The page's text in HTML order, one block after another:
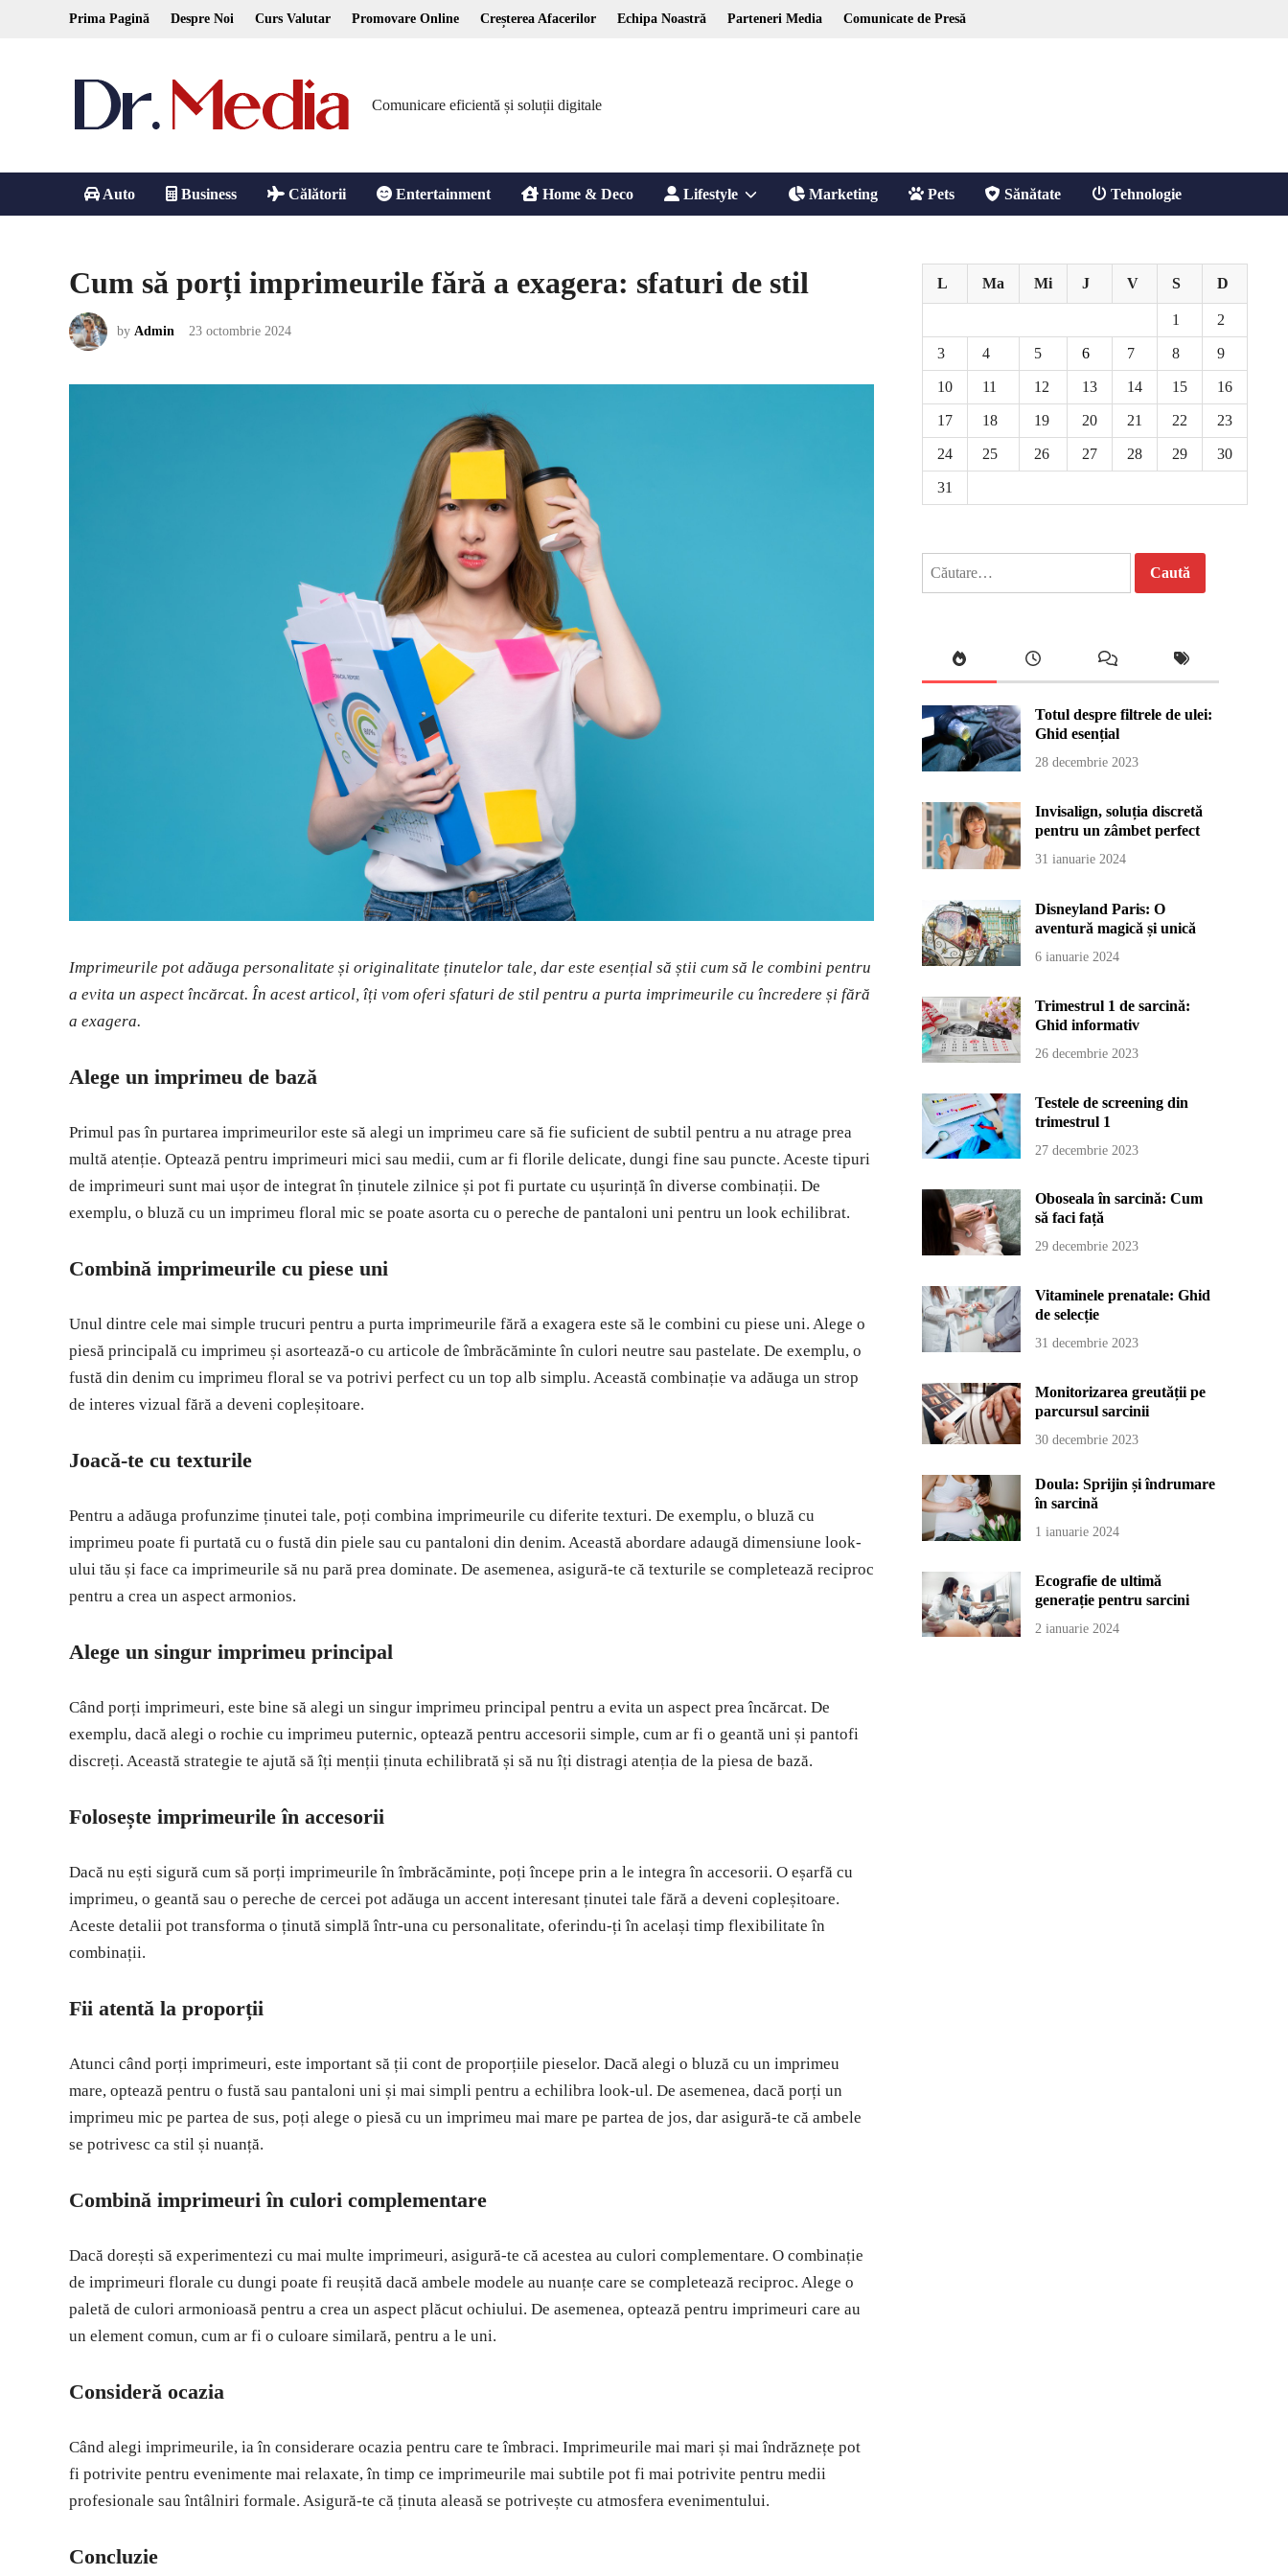
Prima Pagină Despre Noi Curs Valutar Promovare Online Creșterea Afacerilor Echipa Noastră Parteneri Media Comunicate de Presă
Comunicare eficientă și soluții digitale
Auto Business Călătorii Entertainment Home & Deco Lifestyle Show
menu
Marketing Pets Sănătate Tehnologie
Cum să porți imprimeurile fără a exagera: sfaturi de stil
by Admin 23 octombrie 2024
Imprimeurile pot adăuga personalitate și originalitate ținutelor tale, dar este esențial să știi cum să le combini pentru
a evita un aspect încărcat. În acest articol, îți vom oferi sfaturi de stil pentru a purta imprimeurile cu încredere și fără
a exagera.
Alege un imprimeu de bază
Primul pas în purtarea imprimeurilor este să alegi un imprimeu care să fie suficient de subtil pentru a nu atrage prea
multă atenție. Optează pentru imprimeuri mici sau medii, cum ar fi florile delicate, dungi fine sau puncte. Aceste tipuri
de imprimeuri sunt mai ușor de integrat în ținutele zilnice și pot fi purtate cu ușurință în diverse combinații. De
exemplu, o bluză cu un imprimeu floral mic se poate asorta cu o pereche de pantaloni uni pentru un look echilibrat.
Combină imprimeurile cu piese uni
Unul dintre cele mai simple trucuri pentru a purta imprimeurile fără a exagera este să le combini cu piese uni. Alege o
piesă principală cu imprimeu și asortează-o cu articole de îmbrăcăminte în culori neutre sau pastelate. De exemplu, o
fustă din denim cu imprimeu floral se va potrivi perfect cu un top alb simplu. Această combinație va adăuga un strop
de interes vizual fără a deveni copleșitoare.
Joacă-te cu texturile
Pentru a adăuga profunzime ținutei tale, poți combina imprimeurile cu diferite texturi. De exemplu, o bluză cu
imprimeu poate fi purtată cu o fustă din piele sau cu pantaloni din denim. Această abordare adaugă dimensiune look-
ului tău și face ca imprimeurile să nu pară prea dominate. De asemenea, asigură-te că texturile se completează reciproc
pentru a crea un aspect armonios.
Alege un singur imprimeu principal
Când porți imprimeuri, este bine să alegi un singur imprimeu principal pentru a evita un aspect prea încărcat. De
exemplu, dacă alegi o rochie cu imprimeu puternic, optează pentru accesorii simple, cum ar fi o geantă uni și pantofi
discreți. Această strategie te ajută să îți menții ținuta echilibrată și să nu îți distragi atenția de la piesa de bază.
Folosește imprimeurile în accesorii
Dacă nu ești sigură cum să porți imprimeurile în îmbrăcăminte, poți începe prin a le integra în accesorii. O eșarfă cu
imprimeu, o geantă sau o pereche de cercei pot adăuga un accent interesant ținutei tale fără a deveni copleșitoare.
Aceste detalii pot transforma o ținută simplă într-una cu personalitate, oferindu-ți în același timp flexibilitate în
combinații.
Fii atentă la proporții
Atunci când porți imprimeuri, este important să ții cont de proporțiile pieselor. Dacă alegi o bluză cu un imprimeu
mare, optează pentru o fustă sau pantaloni uni și mai simpli pentru a echilibra look-ul. De asemenea, dacă porți un
imprimeu mic pe partea de sus, poți alege o piesă cu un imprimeu mai mare pe partea de jos, dar asigură-te că ambele
se potrivesc ca stil și nuanță.
Combină imprimeuri în culori complementare
Dacă dorești să experimentezi cu mai multe imprimeuri, asigură-te că acestea au culori complementare. O combinație
de imprimeuri florale cu dungi poate fi reușită dacă ambele modele au nuanțe care se completează reciproc. Alege o
paletă de culori armonioasă pentru a crea un aspect plăcut ochiului. De asemenea, optează pentru imprimeuri care au
un element comun, cum ar fi o culoare similară, pentru a le uni.
Consideră ocazia
Când alegi imprimeurile, ia în considerare ocazia pentru care te îmbraci. Imprimeurile mai mari și mai îndrăznețe pot
fi potrivite pentru evenimente mai relaxate, în timp ce imprimeurile mai subtile pot fi mai potrivite pentru medii
profesionale sau întâlniri formale. Asigură-te că ținuta aleasă se potrivește cu atmosfera evenimentului.
Concluzie
L Ma Mi J V S D
1 2
3 4 5 6 7 8 9
10 11 12 13 14 15 16
17 18 19 20 21 22 23
24 25 26 27 28 29 30
31
Totul despre filtrele de ulei:
Ghid esențial
28 decembrie 2023
Invisalign, soluția discretă
pentru un zâmbet perfect
31 ianuarie 2024
Disneyland Paris: O
aventură magică și unică
6 ianuarie 2024
Trimestrul 1 de sarcină:
Ghid informativ
26 decembrie 2023
Testele de screening din
trimestrul 1
27 decembrie 2023
Oboseala în sarcină: Cum
să faci față
29 decembrie 2023
Vitaminele prenatale: Ghid
de selecție
31 decembrie 2023
Monitorizarea greutății pe
parcursul sarcinii
30 decembrie 2023
Doula: Sprijin și îndrumare
în sarcină
1 ianuarie 2024
Ecografie de ultimă
generație pentru sarcini
2 ianuarie 2024